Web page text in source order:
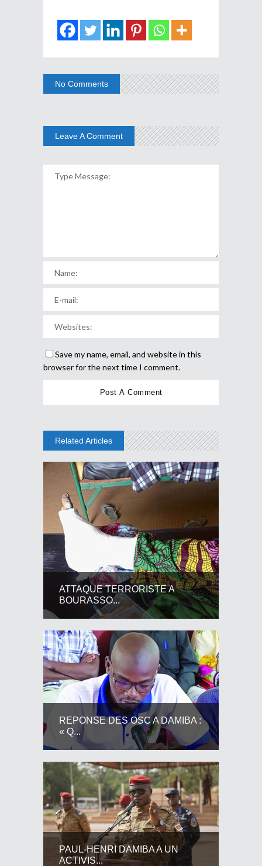
No Comments
Leave A Comment
Save my name, email, and website in this
browser for the next time I comment.
Related Articles
ATTAQUE TERRORISTE A
BOURASSO...
REPONSE DES OSC A DAMIBA :
« Q...
PAUL-HENRI DAMIBA A UN
ACTIVIS...